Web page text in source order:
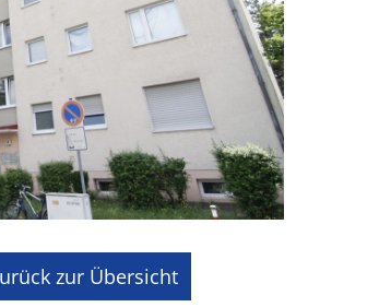
zur Übersicht